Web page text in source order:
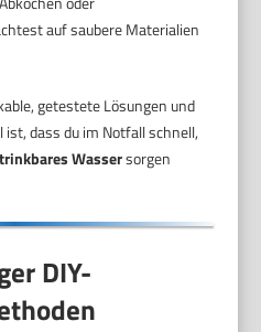
auf saubere Materialien
getestete Lösungen und
dass du im Notfall schnell,
trinkbares Wassersorgen
DIY-